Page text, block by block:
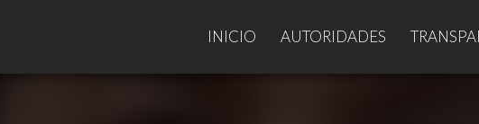
INICIO AUTORIDADES